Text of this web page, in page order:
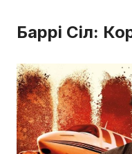
Баррі Сіл: